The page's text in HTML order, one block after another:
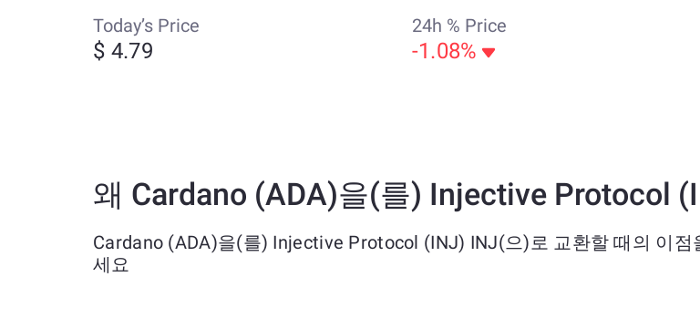
Today’s Price
$ 4.79
24h % Price
-1.08%
왜 Cardano (ADA)을(를) Injective Protocol
Cardano (ADA)을(를) Injective Protocol (INJ) INJ(으)로 교환할 때의 이점
세요